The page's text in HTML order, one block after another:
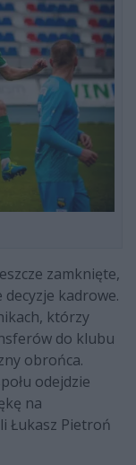
zamknięte,
decyzje kadrowe.
którzy
do klubu
obrońca.
odejdzie
na
Łukasz Pietroń